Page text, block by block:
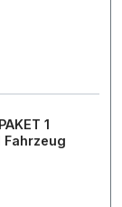
1
Fahrzeug